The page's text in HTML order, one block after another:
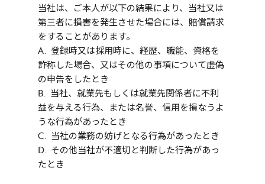
当社は、ご本人が以下の結果により、当社又は
第三者に損害を発生させた場合には、賠償請求
をすることがあります。
A. 登録時又は採用時に、経歴、職能、資格を
詐称した場合、又はその他の事項について虚偽
の申告をしたとき
B. 当社、就業先もしくは就業先関係者に不利
益を与える行為、または名誉、信用を損なうよ
うな行為があったとき
C. 当社の業務の妨げとなる行為があったとき
D. その他当社が不適切と判断した行為があっ
たとき